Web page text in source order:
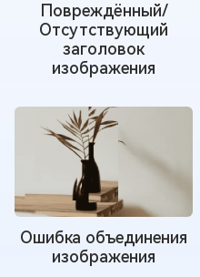
Повреждённый/
Отсутствующий
заголовок
изображения
Ошибка объединения
изображения